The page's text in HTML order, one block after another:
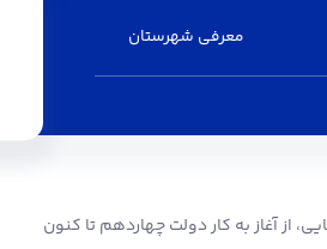
معرفی شهرستان
از آغاز به کار دولت چهاردهم تا کنون